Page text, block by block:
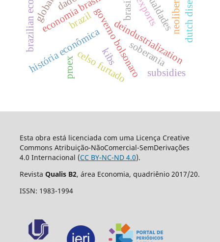
governo bolsonaro
história econômica deindustrialization
soberania
brasil
celso furtado
dutch disease
brazil exports
proex subsidies
kibs
Esta obra está licenciada com uma Licença Creative
Commons Atribuição-NãoComercial-SemDerivações
4.0 Internacional (CC BY-NC-ND 4.0).
Revista Qualis B2, área Economia, quadriênio 2017/20.
ISSN: 1983-1994